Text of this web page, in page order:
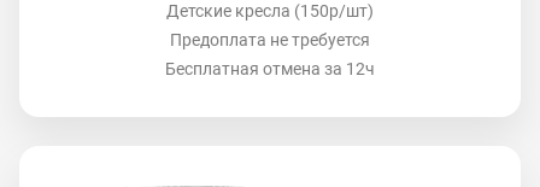
Детские кресла (150р/шт)
Предоплата не требуется
Бесплатная отмена за 12ч